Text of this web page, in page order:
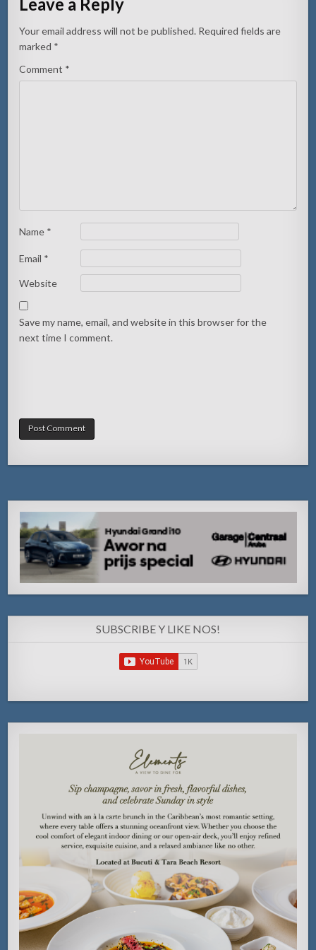
Leave a Reply
Your email address will not be published. Required fields are
marked *
Comment *
Name *
Email *
Website
Save my name, email, and website in this browser for the
next time I comment.
SUBSCRIBE Y LIKE NOS!